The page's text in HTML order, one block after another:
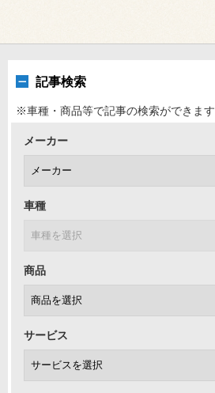
記事検索
※車種・商品等で記事の検索ができます
メーカー
車種
商品
サービス